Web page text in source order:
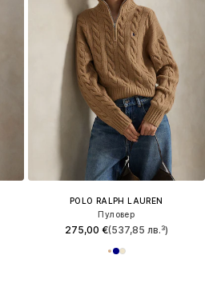
POLO RALPH LAUREN
Пуловер
275,00 €(537,85 лв.³)